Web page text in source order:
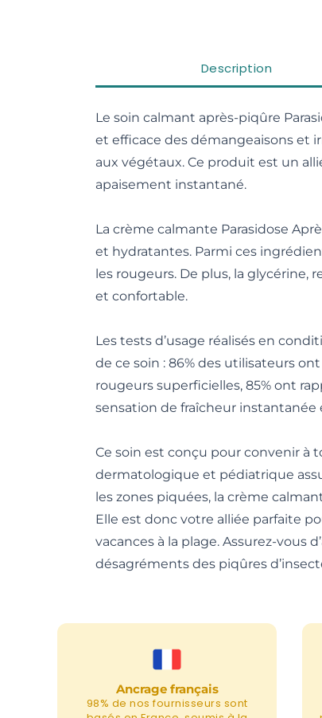
Description
Le soin calmant après-piqûre
et efficace des démangeaisons et
aux végétaux. Ce produit est un
apaisement instantané.
La crème calmante Parasidose
et hydratantes. Parmi ces
les rougeurs. De plus, la glycérine,
et confortable.
Les tests d’usage réalisés en
de ce soin : 86% des utilisateurs
rougeurs superficielles, 85% ont
sensation de fraîcheur
Ce soin est conçu pour convenir à
dermatologique et pédiatrique
les zones piquées, la crème
Elle est donc votre alliée parfaite
vacances à la plage. Assurez-
désagréments des piqûres
Ancrage français
98% de nos fournisseurs sont